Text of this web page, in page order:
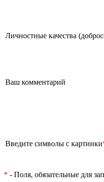
Личностные качества
Ваш комментарий
Введите символы с картинки
* - Поля, обязательные для